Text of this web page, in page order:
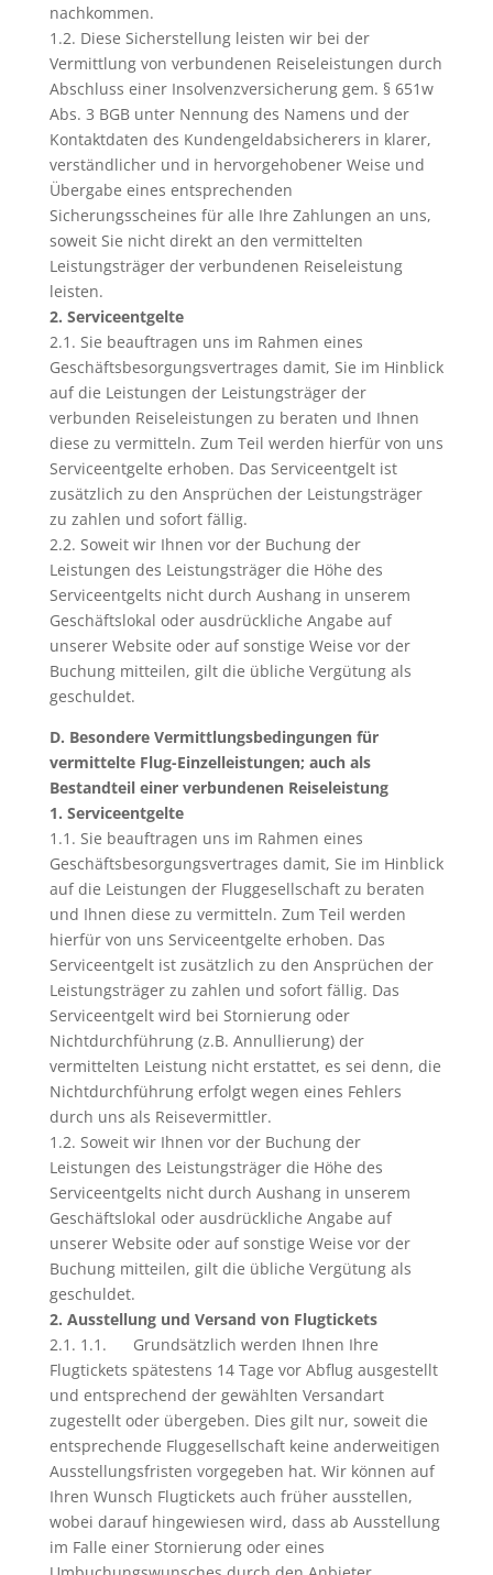
nachkommen.
1.2. Diese Sicherstellung leisten wir bei der
Vermittlung von verbundenen Reiseleistungen durch
Abschluss einer Insolvenzversicherung gem. § 651w
Abs. 3 BGB unter Nennung des Namens und der
Kontaktdaten des Kundengeldabsicherers in klarer,
verständlicher und in hervorgehobener Weise und
Übergabe eines entsprechenden
Sicherungsscheines für alle Ihre Zahlungen an uns,
soweit Sie nicht direkt an den vermittelten
Leistungsträger der verbundenen Reiseleistung
leisten.
2. Serviceentgelte
2.1. Sie beauftragen uns im Rahmen eines
Geschäftsbesorgungsvertrages damit, Sie im Hinblick
auf die Leistungen der Leistungsträger der
verbunden Reiseleistungen zu beraten und Ihnen
diese zu vermitteln. Zum Teil werden hierfür von uns
Serviceentgelte erhoben. Das Serviceentgelt ist
zusätzlich zu den Ansprüchen der Leistungsträger
zu zahlen und sofort fällig.
2.2. Soweit wir Ihnen vor der Buchung der
Leistungen des Leistungsträger die Höhe des
Serviceentgelts nicht durch Aushang in unserem
Geschäftslokal oder ausdrückliche Angabe auf
unserer Website oder auf sonstige Weise vor der
Buchung mitteilen, gilt die übliche Vergütung als
geschuldet.
D. Besondere Vermittlungsbedingungen für
vermittelte Flug-Einzelleistungen; auch als
Bestandteil einer verbundenen Reiseleistung
1. Serviceentgelte
1.1. Sie beauftragen uns im Rahmen eines
Geschäftsbesorgungsvertrages damit, Sie im Hinblick
auf die Leistungen der Fluggesellschaft zu beraten
und Ihnen diese zu vermitteln. Zum Teil werden
hierfür von uns Serviceentgelte erhoben. Das
Serviceentgelt ist zusätzlich zu den Ansprüchen der
Leistungsträger zu zahlen und sofort fällig. Das
Serviceentgelt wird bei Stornierung oder
Nichtdurchführung (z.B. Annullierung) der
vermittelten Leistung nicht erstattet, es sei denn, die
Nichtdurchführung erfolgt wegen eines Fehlers
durch uns als Reisevermittler.
1.2. Soweit wir Ihnen vor der Buchung der
Leistungen des Leistungsträger die Höhe des
Serviceentgelts nicht durch Aushang in unserem
Geschäftslokal oder ausdrückliche Angabe auf
unserer Website oder auf sonstige Weise vor der
Buchung mitteilen, gilt die übliche Vergütung als
geschuldet.
2. Ausstellung und Versand von Flugtickets
2.1. 1.1. Grundsätzlich werden Ihnen Ihre
Flugtickets spätestens 14 Tage vor Abflug ausgestellt
und entsprechend der gewählten Versandart
zugestellt oder übergeben. Dies gilt nur, soweit die
entsprechende Fluggesellschaft keine anderweitigen
Ausstellungsfristen vorgegeben hat. Wir können auf
Ihren Wunsch Flugtickets auch früher ausstellen,
wobei darauf hingewiesen wird, dass ab Ausstellung
im Falle einer Stornierung oder eines